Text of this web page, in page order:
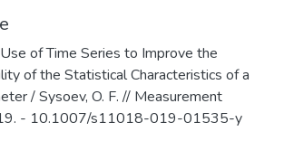
технологии» «Атоммаш» в г.
Волгодонский филиал АО
АО
научно-
и проектно-
Use of Time Series to Improve the
of the Statistical Characteristics of a
/ Sysoev, O. F. // Measurement
- 10.1007/s11018-019-01535-y